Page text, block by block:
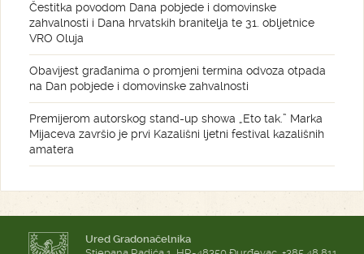
Čestitka povodom Dana pobjede i domovinske
zahvalnosti i Dana hrvatskih branitelja te 31. obljetnice
VRO Oluja
Obavijest građanima o promjeni termina odvoza otpada
na Dan pobjede i domovinske zahvalnosti
Premijerom autorskog stand-up showa „Eto tak.” Marka
Mijaceva završio je prvi Kazališni ljetni festival kazališnih
amatera
Ured Gradonačelnika